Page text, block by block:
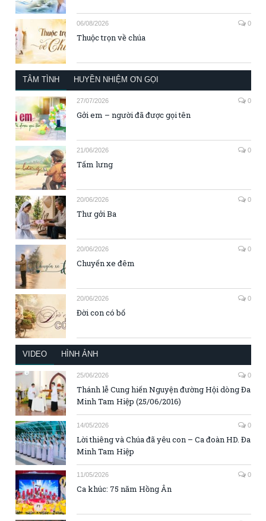
06/08/2026 0
Thuộc trọn về chúa
TÂM TÌNH HUYỀN NHIỆM ƠN GỌI
27/07/2026 0
Gởi em – người đã được gọi tên
21/06/2026 0
Tấm lưng
20/06/2026 0
Thư gởi Ba
20/06/2026 0
Chuyến xe đêm
20/06/2026 0
Đời con có bố
VIDEO HÌNH ẢNH
25/06/2026 0
Thánh lễ Cung hiến Nguyện đường Hội dòng Đa
Minh Tam Hiệp (25/06/2016)
14/05/2026 0
Lời thiêng và Chúa đã yêu con – Ca đoàn HD. Đa
Minh Tam Hiệp
11/05/2026 0
Ca khúc: 75 năm Hồng Ân